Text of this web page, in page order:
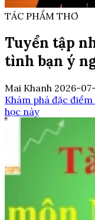
TÁC PHẨM THƠ
Tuyển tập
tình bạn ý
Mai Khanh 2026-
Khám phá đặc
học này